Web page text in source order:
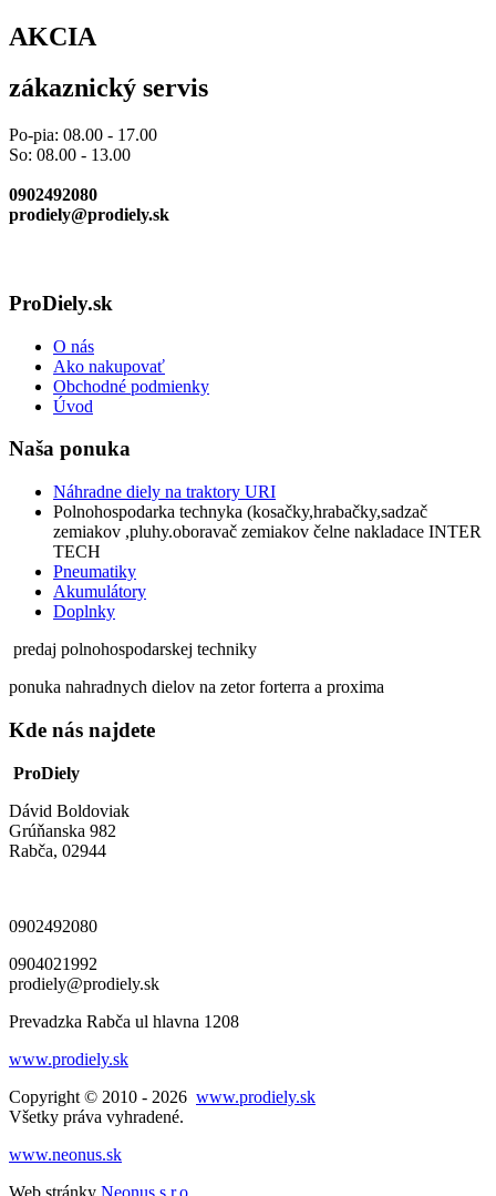
AKCIA
zákaznický servis
Po-pia: 08.00 - 17.00
So: 08.00 - 13.00
0902492080
prodiely@prodiely.sk
ProDiely.sk
O nás
Ako nakupovať
Obchodné podmienky
Úvod
Naša ponuka
Náhradne diely na traktory URI
Polnohospodarka technyka (kosačky,hrabačky,sadzač
zemiakov ,pluhy.oboravač zemiakov čelne nakladace INTER
TECH
Pneumatiky
Akumulátory
Doplnky
predaj polnohospodarskej techniky
ponuka nahradnych dielov na zetor forterra a proxima
Kde nás najdete
ProDiely
Dávid Boldoviak
Grúňanska 982
Rabča, 02944
0902492080
0904021992
prodiely@prodiely.sk
Prevadzka Rabča ul hlavna 1208
www.prodiely.sk
Copyright © 2010 - 2026 www.prodiely.sk
Všetky práva vyhradené.
www.neonus.sk
Web stránky Neonus s.r.o.